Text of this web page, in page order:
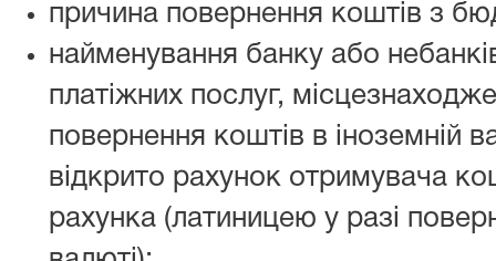
причина повернення коштів з
найменування банку або
платіжних послуг,
повернення коштів в іноземній
відкрито рахунок отримувача
рахунка (латиницею у разі